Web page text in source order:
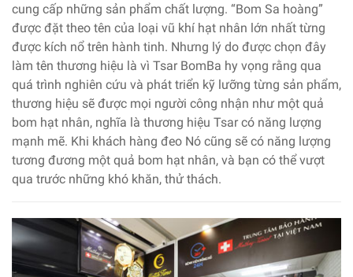
cung cấp những sản phẩm chất lượng. “Bom Sa hoàng”
được đặt theo tên của loại vũ khí hạt nhân lớn nhất từng
được kích nổ trên hành tinh. Nhưng lý do được chọn đây
làm tên thương hiệu là vì Tsar BomBa hy vọng rằng qua
quá trình nghiên cứu và phát triển kỹ lưỡng từng sản phẩm,
thương hiệu sẽ được mọi người công nhận như một quả
bom hạt nhân, nghĩa là thương hiệu Tsar có năng lượng
mạnh mẽ. Khi khách hàng đeo Nó cũng sẽ có năng lượng
tương đương một quả bom hạt nhân, và bạn có thể vượt
qua trước những khó khăn, thử thách.